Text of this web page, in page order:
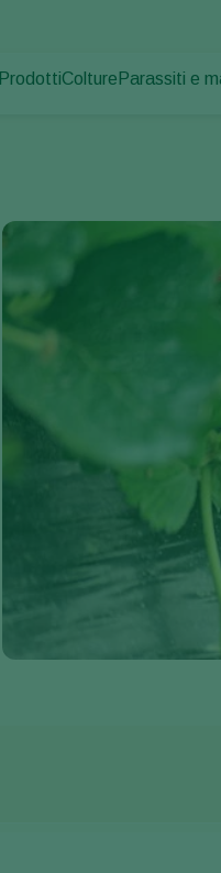
Prodotti
Applicazione
Disinfettante, Pulizia & Igiene
Ombreggianti e Diffusi
Colture
Seminativi
Parassiti e